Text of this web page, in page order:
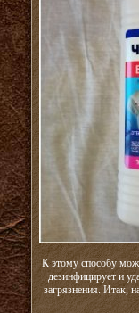
К этому способу
дезинфицирует и
загрязнения. Итак,